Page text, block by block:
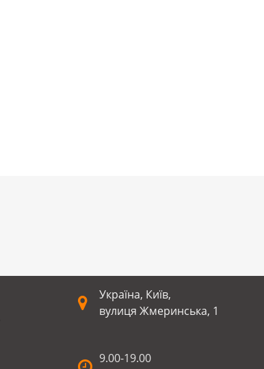
Україна, Київ,
вулиця Жмеринська, 1
9.00-19.00